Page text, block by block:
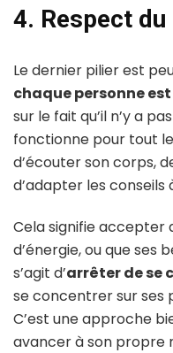
4. Respect
Le dernier pilier est
chaque personne
sur le fait qu’il n’y a
fonctionne pour tout
d’écouter son corps,
d’adapter les
Cela signifie accepter
d’énergie, ou que ses
s’agit d’arrêter de se
se concentrer sur ses
C’est une approche
avancer à son propre